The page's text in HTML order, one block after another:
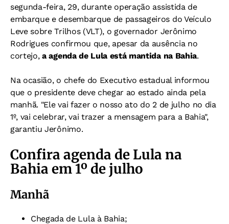
segunda-feira, 29, durante operação assistida de
embarque e desembarque de passageiros do Veículo
Leve sobre Trilhos (VLT), o governador Jerônimo
Rodrigues confirmou que, apesar da ausência no
cortejo,a agenda de Lula está mantida na Bahia.
Na ocasião, o chefe do Executivo estadual informou
que o presidente deve chegar ao estado ainda pela
manhã. "Ele vai fazer o nosso ato do 2 de julho no dia
1º, vai celebrar, vai trazer a mensagem para a Bahia",
garantiu Jerônimo.
Confira agenda de Lula na
Bahia em 1º de julho
Manhã
Chegada de Lula à Bahia;